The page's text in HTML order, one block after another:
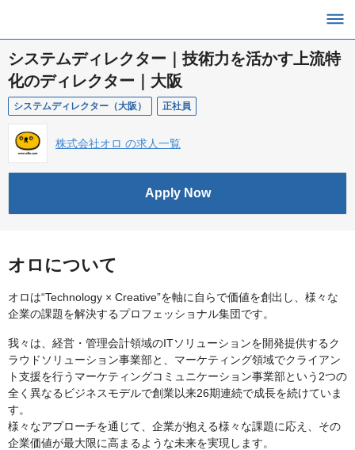
システムディレクター｜技術力を活かす上流特
化のディレクター｜大阪
システムディレクター（大阪） 正社員
株式会社オロ の求人一覧
Apply Now
オロについて
オロは“Technology × Creative”を軸に自らで価値を創出し、様々な
企業の課題を解決するプロフェッショナル集団です。
我々は、経営・管理会計領域のITソリューションを開発提供するク
ラウドソリューション事業部と、マーケティング領域でクライアン
ト支援を行うマーケティングコミュニケーション事業部という2つの
全く異なるビジネスモデルで創業以来26期連続で成長を続けていま
す。
様々なアプローチを通じて、企業が抱える様々な課題に応え、その
企業価値が最大限に高まるような未来を実現します。